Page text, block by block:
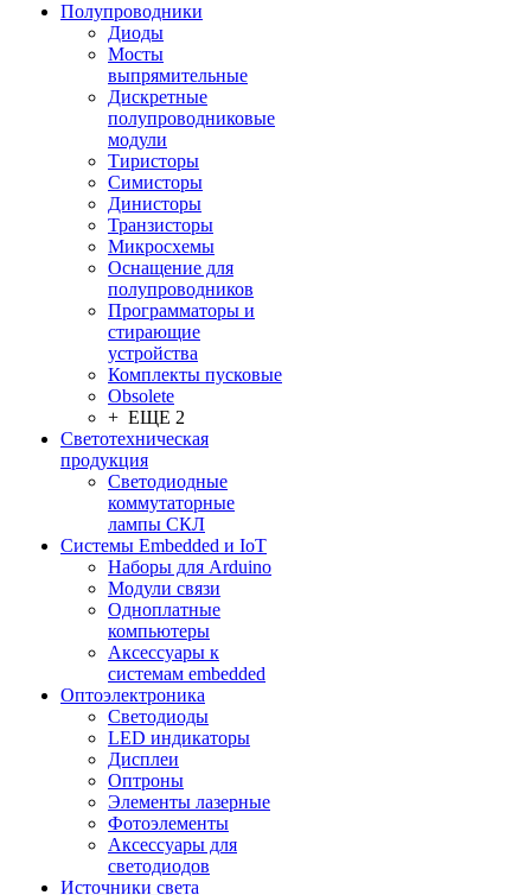
Полупроводники
Диоды
Мосты
выпрямительные
Дискретные
полупроводниковые
модули
Тиристоры
Симисторы
Динисторы
Транзисторы
Микросхемы
Оснащение для
полупроводников
Программаторы и
стирающие
устройства
Комплекты пусковые
Obsolete
+ ЕЩЕ 2
Светотехническая
продукция
Светодиодные
коммутаторные
лампы СКЛ
Системы Embedded и IoT
Наборы для Arduino
Модули связи
Одноплатные
компьютеры
Аксессуары к
системам embedded
Oптоэлектроника
Светодиоды
LED индикаторы
Дисплеи
Оптроны
Элементы лазерные
Фотоэлементы
Аксессуары для
светодиодов
Источники света